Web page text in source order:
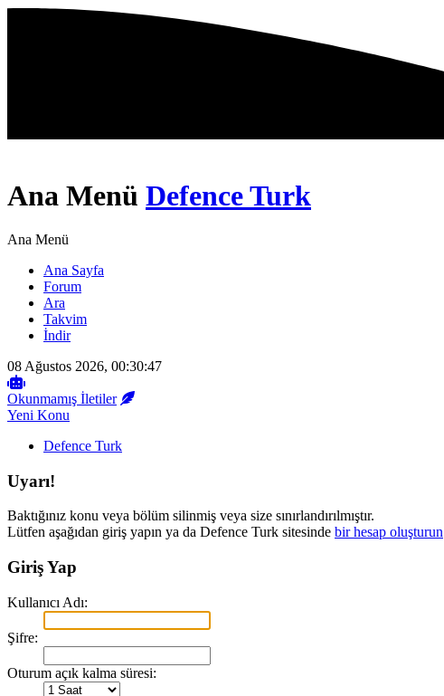
Ana Menü Defence Turk
Ana Menü
Ana Sayfa
Forum
Ara
Takvim
İndir
08 Ağustos 2026, 00:30:47
Okunmamış İletiler
Yeni Konu
Defence Turk
Uyarı!
Baktığınız konu veya bölüm silinmiş veya size sınırlandırılmıştır.
Lütfen aşağıdan giriş yapın ya da Defence Turk sitesinde bir hesap oluşturun
Giriş Yap
Kullanıcı Adı:
Şifre:
Oturum açık kalma süresi: